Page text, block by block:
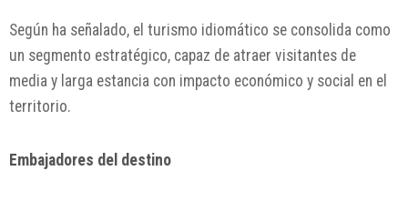
Según ha señalado, el turismo idiomático se consolida como
un segmento estratégico, capaz de atraer visitantes de
media y larga estancia con impacto económico y social en el
territorio.
Embajadores del destino